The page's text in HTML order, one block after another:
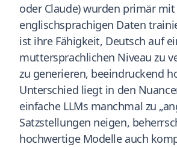
oder Claude) wurden primär mit
englischsprachigen Daten
ist ihre Fähigkeit, Deutsch auf
muttersprachlichen Niveau zu
zu generieren, beeindruckend
Unterschied liegt in den
einfache LLMs manchmal zu
Satzstellungen neigen,
hochwertige Modelle auch